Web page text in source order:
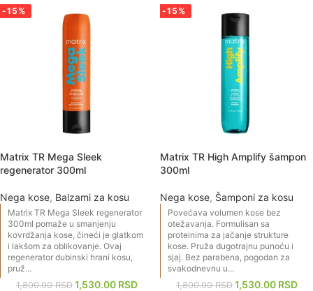
-15%
Matrix TR Mega Sleek
regenerator 300ml
Nega kose, Balzami za kosu
1,800.00RSD 1,530.00 RSD
Matrix TR Mega Sleek regenerator
300ml pomaže u smanjenju
kovrdžanja kose, čineći je glatkom
i lakšom za oblikovanje. Ovaj
regenerator dubinski hrani kosu,
pruž...
-15%
Matrix TR High Amplify šampon
300ml
Nega kose, Šamponi za kosu
1,800.00RSD 1,530.00 RSD
Povećava volumen kose bez
otežavanja. Formulisan sa
proteinima za jačanje strukture
kose. Pruža dugotrajnu punoću i
sjaj. Bez parabena, pogodan za
svakodnevnu u...